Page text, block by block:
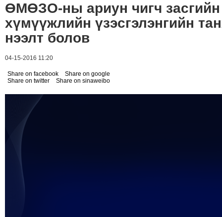
ӨМӨЗО-ны ариун чигч засгийн
хүмүүжлийн үзэсгэлэнгийн
нээлт болов
04-15-2016 11:20
Share on facebook
Share on google
Share on twitter
Share on sinaweibo